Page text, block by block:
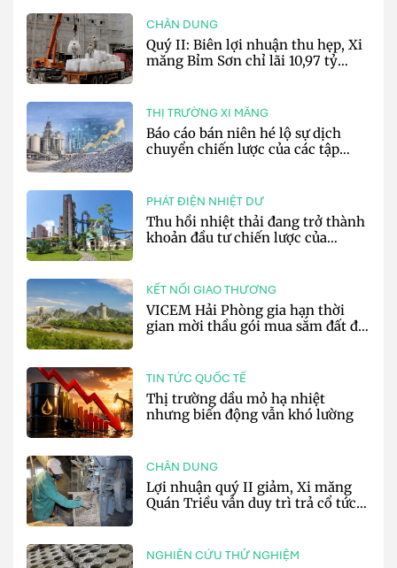
CHÂN DUNG
Quý II: Biên lợi nhuận thu hẹp, Xi
măng Bỉm Sơn chỉ lãi 10,97 tỷ
THỊ TRƯỜNG XI MĂNG
Báo cáo bán niên hé lộ sự dịch
chuyển chiến lược của các tập
PHÁT ĐIỆN NHIỆT DƯ
Thu hồi nhiệt thải đang trở thành
khoản đầu tư chiến lược của
KẾT NỐI GIAO THƯƠNG
VICEM Hải Phòng gia hạn thời
gian mời thầu gói mua sắm đất đá
TIN TỨC QUỐC TẾ
Thị trường dầu mỏ hạ nhiệt
nhưng biến động vẫn khó lường
CHÂN DUNG
Lợi nhuận quý II giảm, Xi măng
Quán Triều vẫn duy trì trả cổ tức
NGHIÊN CỨU THỬ NGHIỆM